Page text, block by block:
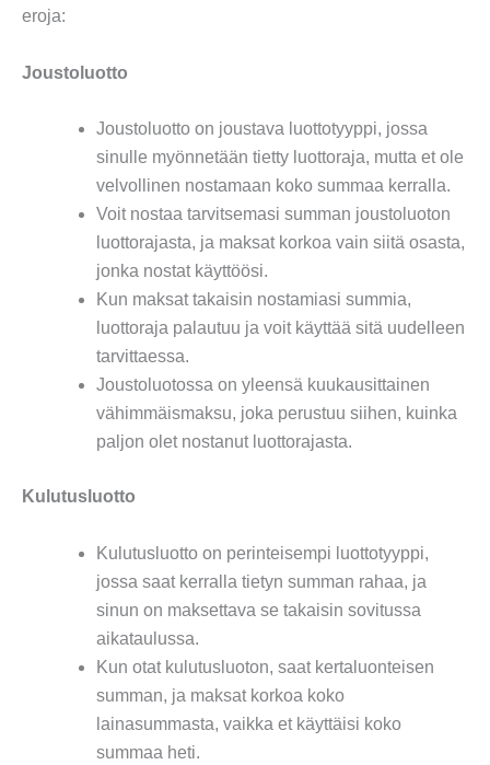
eroja:
Joustoluotto
Joustoluotto on joustava luottotyyppi, jossa
sinulle myönnetään tietty luottoraja, mutta et ole
velvollinen nostamaan koko summaa kerralla.
Voit nostaa tarvitsemasi summan joustoluoton
luottorajasta, ja maksat korkoa vain siitä osasta,
jonka nostat käyttöösi.
Kun maksat takaisin nostamiasi summia,
luottoraja palautuu ja voit käyttää sitä uudelleen
tarvittaessa.
Joustoluotossa on yleensä kuukausittainen
vähimmäismaksu, joka perustuu siihen, kuinka
paljon olet nostanut luottorajasta.
Kulutusluotto
Kulutusluotto on perinteisempi luottotyyppi,
jossa saat kerralla tietyn summan rahaa, ja
sinun on maksettava se takaisin sovitussa
aikataulussa.
Kun otat kulutusluoton, saat kertaluonteisen
summan, ja maksat korkoa koko
lainasummasta, vaikka et käyttäisi koko
summaa heti.